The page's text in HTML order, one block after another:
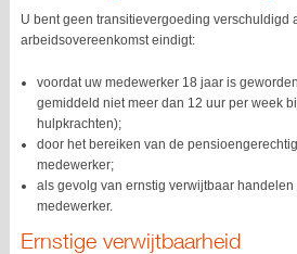
U bent geen transitievergoeding verschuldigd
arbeidsovereenkomst eindigt:
voordat uw medewerker 18 jaar is
gemiddeld niet meer dan 12 uur per week
hulpkrachten);
door het bereiken van de
medewerker;
als gevolg van ernstig verwijtbaar
medewerker.
Ernstige verwijtbaarheid